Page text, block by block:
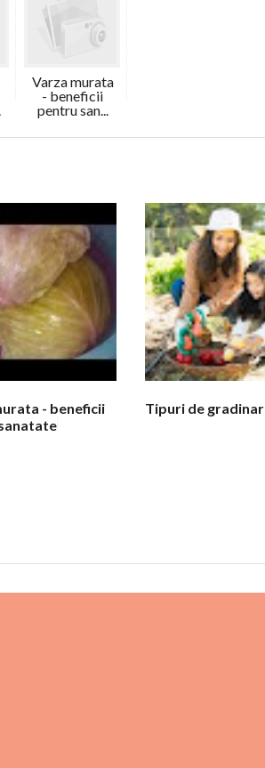
Varza murata
- beneficii
pentru san...
- beneficii
Tipuri de